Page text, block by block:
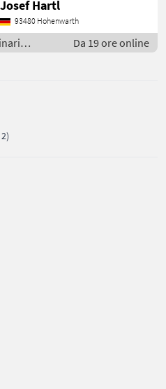
Josef Hartl
93480 Hohenwarth
e per
Da 19 ore online